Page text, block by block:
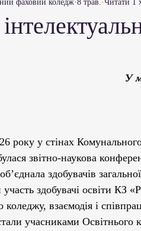
Академічна
ЗВО
Досягнення
Громадські ініціативи
фаховий коледж 8 трав. Читати 1
У
року у стінах
звітно-наукова
здобувачів
участь здобувачі освіти КЗ
коледжу, взаємодія і
учасниками